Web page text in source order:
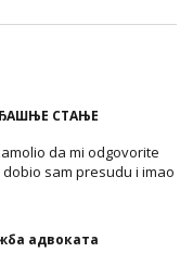
СТАЊЕ
da mi odgovorite
dobio sam presudu i imao
адвоката